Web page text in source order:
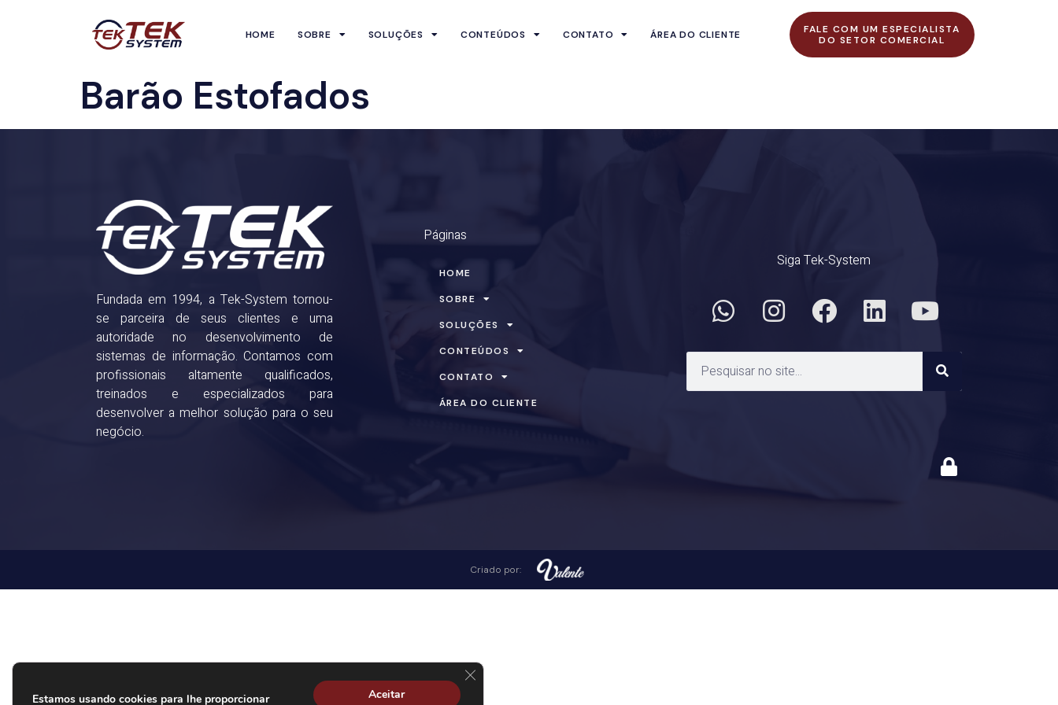
HOME SOBRE SOLUÇÕES CONTEÚDOS CONTATO ÁREA DO CLIENTE
FALE COM UM ESPECIALISTA
DO SETOR COMERCIAL
Barão Estofados
Fundada em 1994, a Tek-System tornou-
se parceira de seus clientes e uma
autoridade no desenvolvimento de
sistemas de informação. Contamos com
profissionais altamente qualificados,
treinados e especializados para
desenvolver a melhor solução para o seu
negócio.
Páginas
HOME
SOBRE
SOLUÇÕES
CONTEÚDOS
CONTATO
ÁREA DO CLIENTE
Siga Tek-System
Criado por:
Estamos usando cookies para lhe proporcionar Aceitar
Close GDPR Cookie Banner